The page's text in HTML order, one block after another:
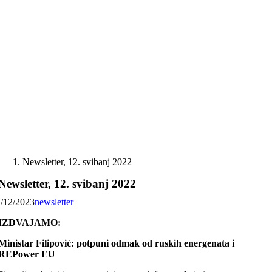
Newsletter, 12. svibanj 2022
12. svibanj 2022
12/2023newsletter
Filipović: potpuni odmak od ruskih energenata i
EU